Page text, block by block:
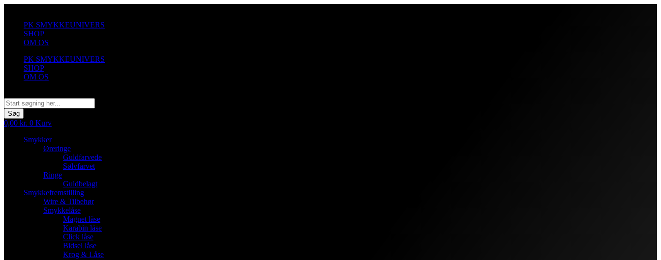
indholdPK SMYKKEUNIVERS
SHOP
OM OS
PK SMYKKEUNIVERS
SHOP
OM OS
Søg
0,00 kr. 0 Kurv
Smykker
Øreringe
Guldfarvede
Sølvfarvet
Ringe
Guldbelagt
Smykkefremstilling
Wire & Tilbehør
Smykkelåse
Magnet låse
Karabin låse
Click låse
Bidsel låse
Krog & Låse